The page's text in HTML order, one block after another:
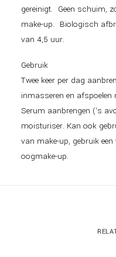
gereinigt. Geen schuim,
make-up. Biologisch
van 4,5 uur.
Gebruik
Twee keer per dag
inmasseren en afspoelen
Serum aanbrengen (‘s
moisturiser. Kan ook
van make-up, gebruik
oogmake-up.